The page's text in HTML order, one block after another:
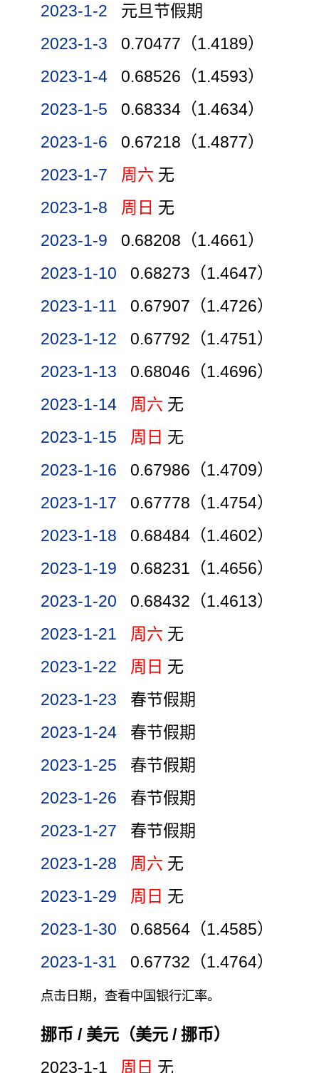
2023-1-2
元旦节假期
2023-1-3
0.70477（1.4189）
2023-1-4
0.68526（1.4593）
2023-1-5
0.68334（1.4634）
2023-1-6
0.67218（1.4877）
2023-1-7
周六 无
2023-1-8
周日 无
2023-1-9
0.68208（1.4661）
2023-1-10
0.68273（1.4647）
2023-1-11
0.67907（1.4726）
2023-1-12
0.67792（1.4751）
2023-1-13
0.68046（1.4696）
2023-1-14
周六 无
2023-1-15
周日 无
2023-1-16
0.67986（1.4709）
2023-1-17
0.67778（1.4754）
2023-1-18
0.68484（1.4602）
2023-1-19
0.68231（1.4656）
2023-1-20
0.68432（1.4613）
2023-1-21
周六 无
2023-1-22
周日 无
2023-1-23
春节假期
2023-1-24
春节假期
2023-1-25
春节假期
2023-1-26
春节假期
2023-1-27
春节假期
2023-1-28
周六 无
2023-1-29
周日 无
2023-1-30
0.68564（1.4585）
2023-1-31
0.67732（1.4764）
点击日期，查看中国银行汇率。
挪币 / 美元（美元 / 挪币）
2023-1-1 周日 无